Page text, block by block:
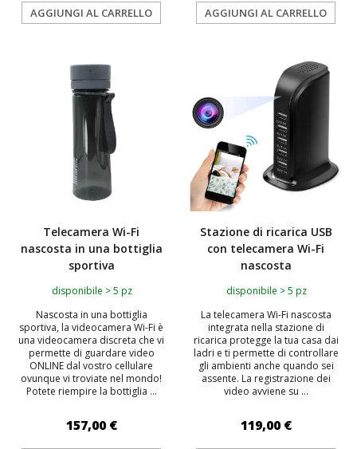
AGGIUNGI AL CARRELLO AGGIUNGI AL CARRELLO
Telecamera Wi-Fi
nascosta in una bottiglia
sportiva
disponibile > 5 pz
Nascosta in una bottiglia
sportiva, la videocamera Wi-Fi è
una videocamera discreta che vi
permette di guardare video
ONLINE dal vostro cellulare
ovunque vi troviate nel mondo!
Potete riempire la bottiglia ...
157,00 €
Stazione di ricarica USB
con telecamera Wi-Fi
nascosta
disponibile > 5 pz
La telecamera Wi-Fi nascosta
integrata nella stazione di
ricarica protegge la tua casa dai
ladri e ti permette di controllare
gli ambienti anche quando sei
assente. La registrazione dei
video avviene su ...
119,00 €